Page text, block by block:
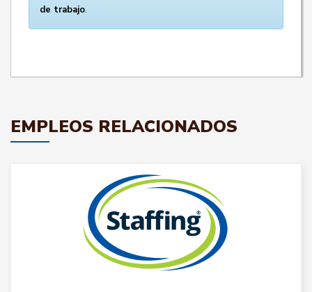
de trabajo.
EMPLEOS RELACIONADOS